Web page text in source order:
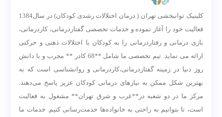
کلینیک توانبخشی تهران ( درمان اختلالات رشدی کودکان) در سال1384
فعالیت خود را آغاز نموده و خدمات تخصصی گفتاردرمانی، کاردرمانی،
بازی درمانی و رفتاردرمانی را به کودکان با اختلالات ذهنی و حرکتی
ارائه می نماید. تیم تخصصی ما شامل **68 کادر ** مجرب و با دانش
روز دنیا در زمینه گفتاردرمانی،کاردرمانی و روانشناسی است که به
بهترین شکل ممکن به نیازهای درمانی کودکان عزیز پاسخ می‌دهند.
مرکز ما در دو شعبه در**غرب و شرق تهران** مشغول به فعالیت
است، تا بتوانیم به راحتی به خانواده‌ها خدمت‌رسانی کنیم. خدمات ما